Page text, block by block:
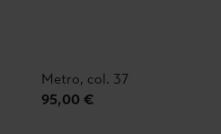
Metro, col. 37
95,00 €